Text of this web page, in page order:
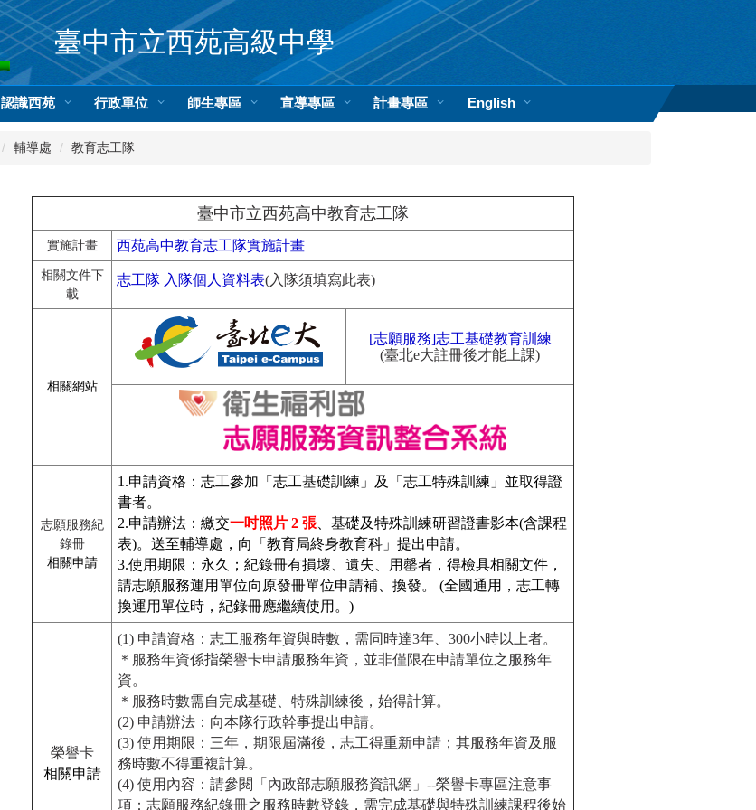
臺中市立西苑高級中學
認識西苑 行政單位 師生專區 宣導專區 計畫專區 English
輔導處 教育志工隊
臺中市立西苑高中教育志工隊
實施計畫 西苑高中教育志工隊實施計畫
相關文件下
載
志工隊 入隊個人資料表(入隊須填寫此表)
相關網站
[志願服務]志工基礎教育訓練
(臺北e大註冊後才能上課)
志願服務紀
錄冊
相關申請
1.申請資格：志工參加「志工基礎訓練」及「志工特殊訓練」並取得證
書者。
2.申請辦法：繳交一吋照片 2 張 、基礎及特殊訓練研習證書影本(含課程
表)。送至輔導處，向「教育局終身教育科」提出申請。
3.使用期限：永久；紀錄冊有損壞、遺失、用罄者，得檢具相關文件，
請志願服務運用單位向原發冊單位申請補、換發。 (全國通用，志工轉
換運用單位時，紀錄冊應繼續使用。)
榮譽卡
相關申請
(1) 申請資格：志工服務年資與時數，需同時達3年、300小時以上者。
＊服務年資係指榮譽卡申請服務年資，並非僅限在申請單位之服務年
資。
＊服務時數需自完成基礎、特殊訓練後，始得計算。
(2) 申請辦法： 向本隊行政幹事提出申請。
(3) 使用期限：三年，期限屆滿後，志工得重新申請；其服務年資及服
務時數不得重複計算。
(4) 使用內容：請參閱「內政部志願服務資訊網」--榮譽卡專區注意事
項：志願服務紀錄冊之服務時數登錄，需完成基礎與特殊訓練課程後始